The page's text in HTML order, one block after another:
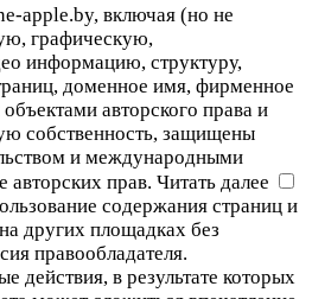
apple.by, включая (но не
графическую,
информацию, структуру,
доменное имя, фирменное
авторского права и
собственность, защищены
и международными
авторских прав. Читать далее
содержания страниц и
других площадках без
правообладателя.
действия, в результате которых